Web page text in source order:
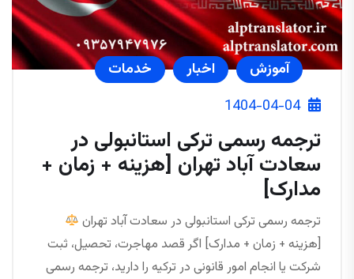
آموزش اخبار
خدمات
1404-04-04
ترجمه رسمی ترکی استانبولی در
سعادت آباد تهران [هزینه + زمان +
مدارک]
ترجمه رسمی ترکی استانبولی در سعادت آباد تهران
[هزینه + زمان + مدارک] اگر قصد مهاجرت، تحصیل، ثبت
شرکت یا انجام امور قانونی در ترکیه را دارید، ترجمه رسمی